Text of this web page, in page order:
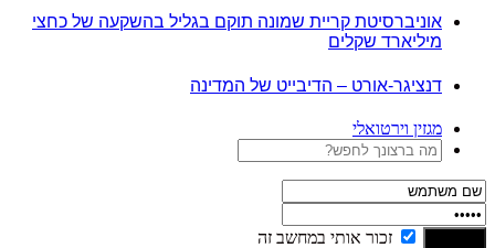
אוניברסיטת קריית שמונה תוקם בגליל בהשקעה של כחצי
מיליארד שקלים
דנציגר-אורט – הדיבייט של המדינה
מגזין וירטואלי
זכור אותי במחשב זה